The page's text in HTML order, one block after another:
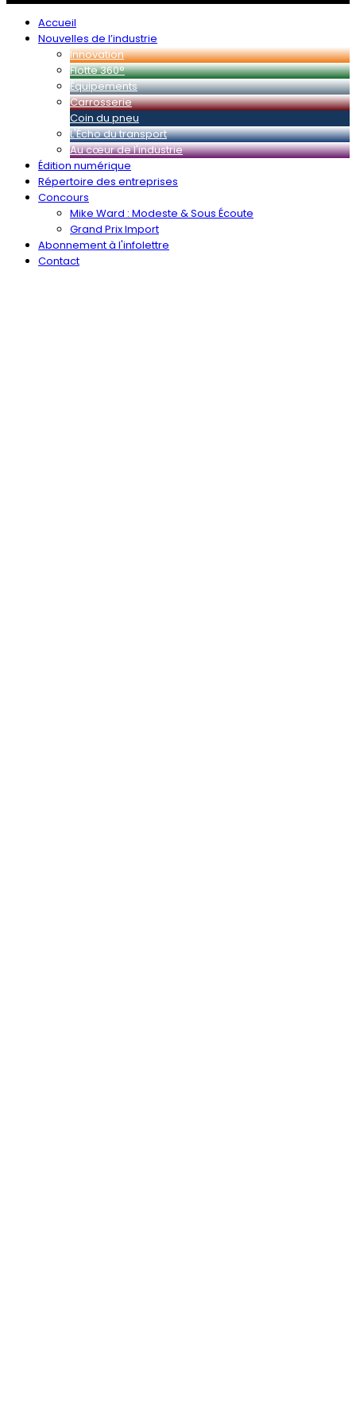
Accueil
Nouvelles de l’industrie
Innovation
Flotte 360°
Équipements
Carrosserie
Coin du pneu
L'Écho du transport
Au cœur de l'industrie
Édition numérique
Répertoire des entreprises
Concours
Mike Ward : Modeste & Sous Écoute
Grand Prix Import
Abonnement à l'infolettre
Contact